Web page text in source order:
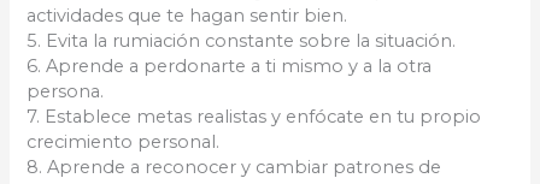
actividades que te hagan sentir bien.
5. Evita la rumiación constante sobre la situación.
6. Aprende a perdonarte a ti mismo y a la otra
persona.
7. Establece metas realistas y enfócate en tu propio
crecimiento personal.
8. Aprende a reconocer y cambiar patrones de